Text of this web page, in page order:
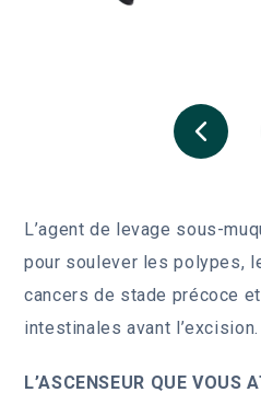
L’agent de levage sous-
pour soulever les polypes,
cancers de stade précoce
intestinales avant l’excision.
L’ASCENSEUR QUE VOUS